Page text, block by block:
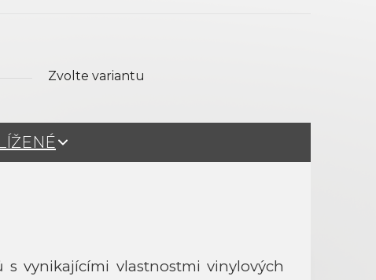
Zvolte variantu
vynikajícími vlastnostmi vinylových